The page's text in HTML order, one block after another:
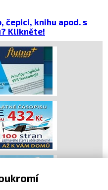
čepici, knihu apod. s
Klikněte!